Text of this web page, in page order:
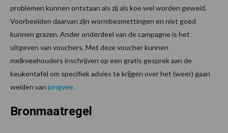
problemen kunnen ontstaan als zij als koe wel worden geweid.
Voorbeelden daarvan zijn wormbesmettingen en niet goed
kunnen grazen. Ander onderdeel van de campagne is het
uitgeven van vouchers. Met deze voucher kunnen
melkveehouders inschrijven op een gratis gesprek aan de
keukentafel om specifiek advies te krijgen over het (weer) gaan
weiden van jongvee.
Bronmaatregel